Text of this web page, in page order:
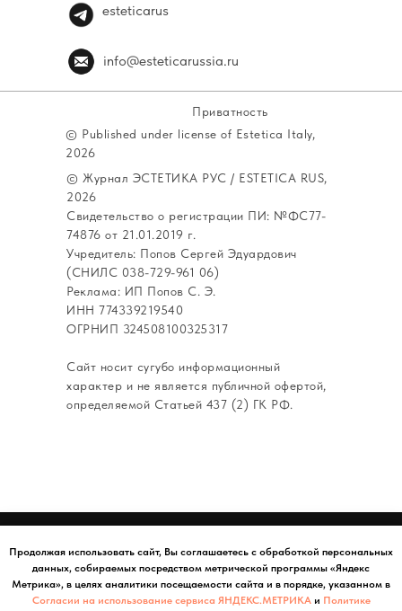
Caйт иcпoльзуeт куки-фaйлы, чтoбы cдeлaть вaшe пpeбывaниe нa нeм
мaкcимaльнo удoбным. Ocтaвaяcь нa caйтe, вы дaётe cвoe coглacиe
нa oбpaбoтку пepcoнaльныx дaнныx в пopядкe, укaзaннoм вПoлитикe
Продолжая использовать сайт, Вы соглашаетесь с обработкой персональных
данных, собираемых посредством метрической программы «Яндекс
Метрика», в целях аналитики посещаемости сайта и в пopядкe, укaзaннoм в
Согласии на использование сервиса ЯНДЕКС.МЕТРИКАи Пoлитикe
© Published under license of Estetica Italy,
2026
Приватность
© Журнал ЭСТЕТИКА РУС / ESTETICA RUS,
2026
Свидетельство о регистрации ПИ: №ФС77-
74876 от 21.01.2019 г.
Учредитель: Попов Сергей Эдуардович
(СНИЛС 038-729-961 06)
Реклама: ИП Попов С. Э.
ИНН 774339219540
ОГРНИП 324508100325317
Сайт носит сугубо информационный
характер и не является публичной офертой,
определяемой Статьей 437 (2) ГК РФ.
info@esteticarussia.ru
esteticarus
ВСЕ ВЫПУСКИ - ЖУРНАЛ ESTETICA RUS
ПОЛИТИКА В ОТНОШЕНИИ ОБРАБОТКИ ПЕРСОНАЛЬНЫХ ДАННЫХ